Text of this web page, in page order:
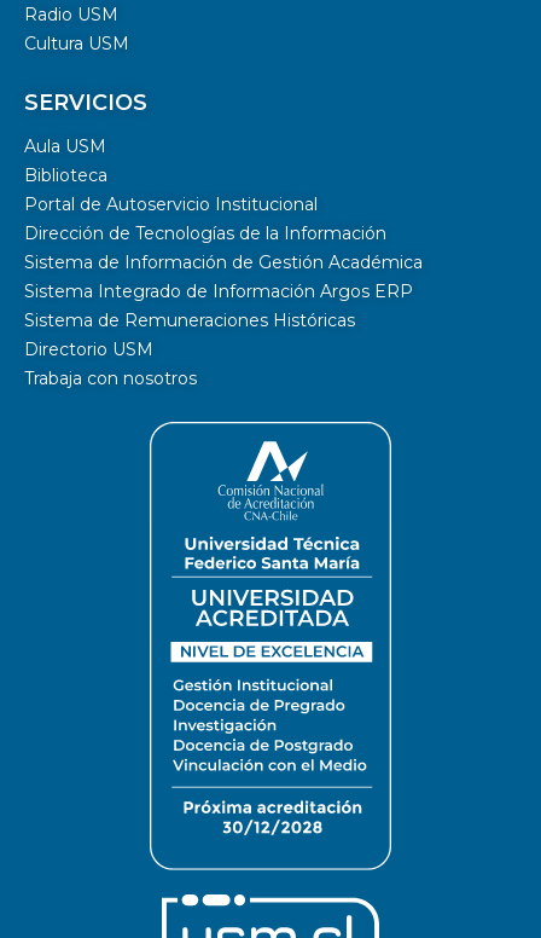
Radio USM
Cultura USM
SERVICIOS
Aula USM
Biblioteca
Portal de Autoservicio Institucional
Dirección de Tecnologías de la Información
Sistema de Información de Gestión Académica
Sistema Integrado de Información Argos ERP
Sistema de Remuneraciones Históricas
Directorio USM
Trabaja con nosotros